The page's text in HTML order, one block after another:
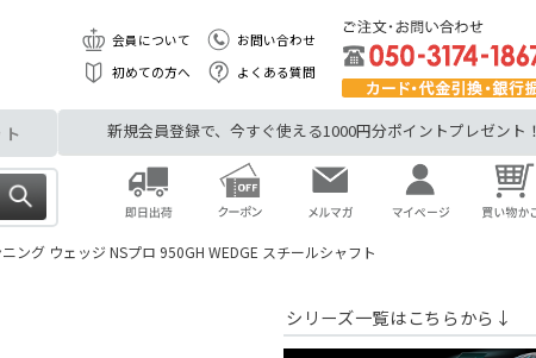
会員について
お問い合わせ
初めての方へ
よくある質問
新規会員登録で、今すぐ使える1000円分ポイントプレゼント！
ング ウェッジ NSプロ 950GH WEDGE スチールシャフト
シリーズ一覧はこちらから↓